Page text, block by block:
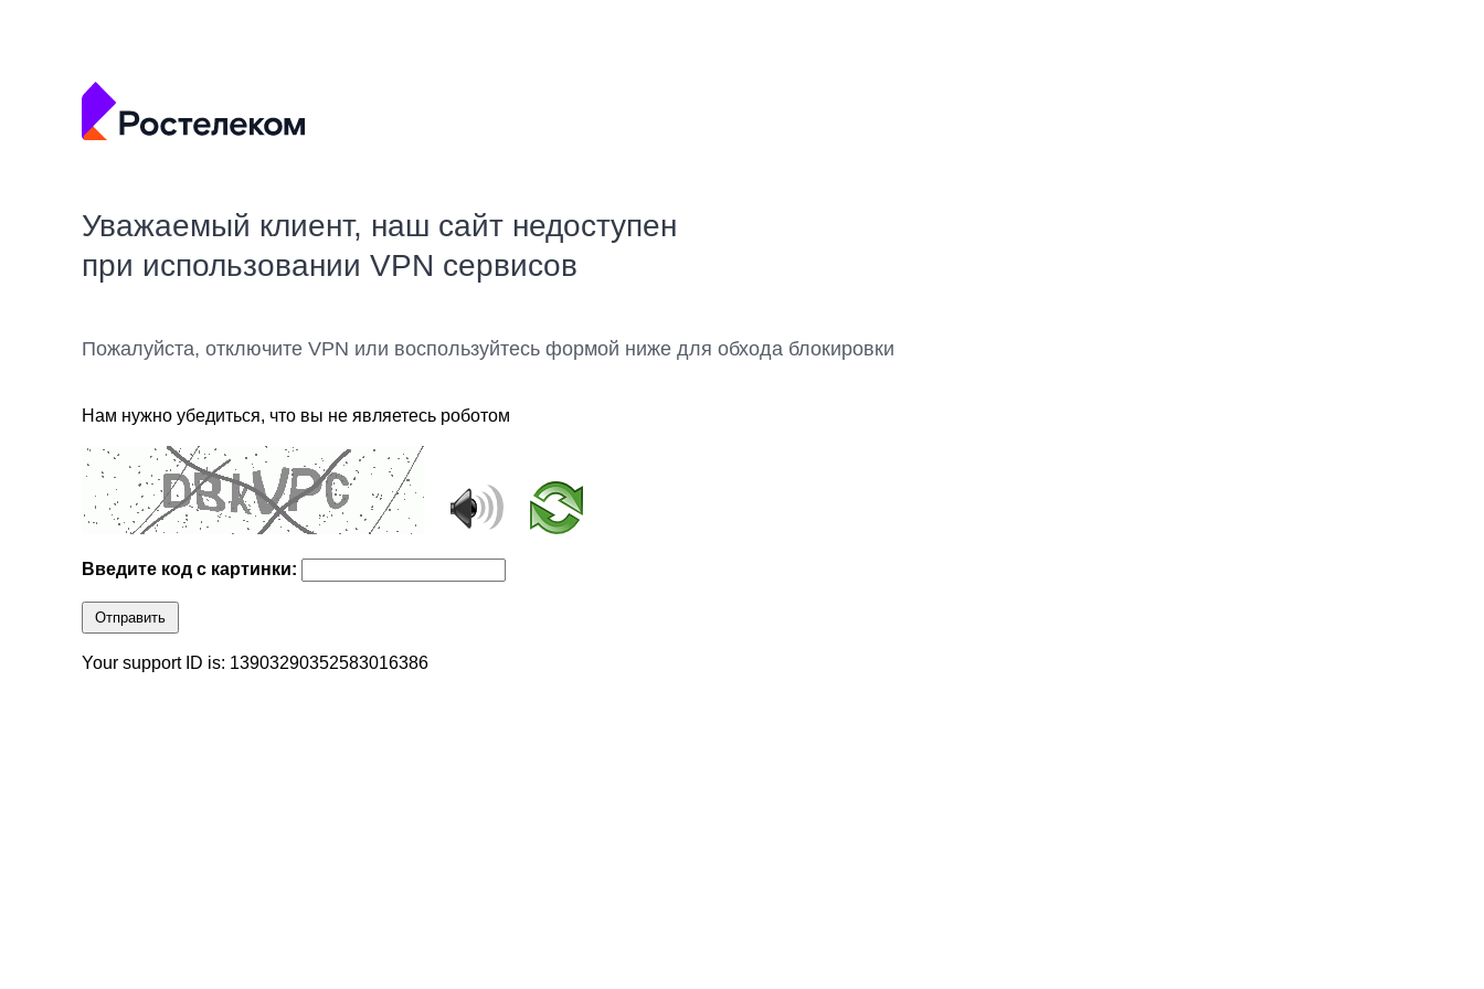
Уважаемый клиент, наш сайт недоступен
при использовании VPN сервисов
Пожалуйста, отключите VPN или воспользуйтесь формой ниже для обхода блокировки
Нам нужно убедиться, что вы не являетесь роботом
Введите код с картинки:
Отправить
Your support ID is: 13903290352583016386